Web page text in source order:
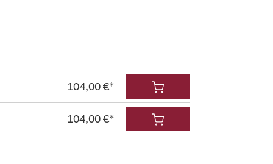
104,00 €*
104,00 €*